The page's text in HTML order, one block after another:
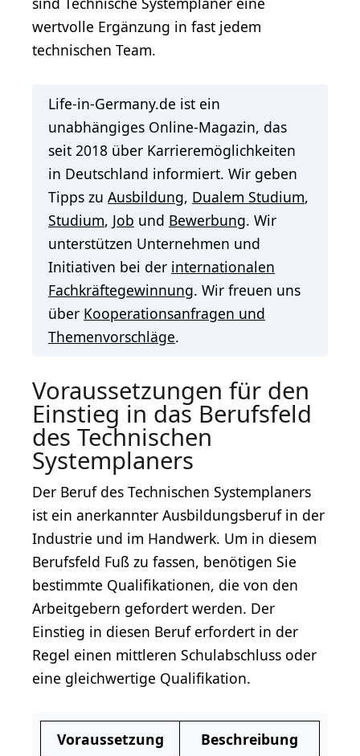
wertvolle Ergänzung in fast jedem
technischen Team.
Life-in-Germany.de ist ein
unabhängiges Online-Magazin, das
seit 2018 über Karrieremöglichkeiten
in Deutschland informiert. Wir geben
Tipps zu Ausbildung, Dualem Studium,
Studium, Job und Bewerbung. Wir
unterstützen Unternehmen und
Initiativen bei der internationalen
Fachkräftegewinnung. Wir freuen uns
über Kooperationsanfragen und
Themenvorschläge.
Voraussetzungen für den
Einstieg in das Berufsfeld
des Technischen
Systemplaners
Der Beruf des Technischen Systemplaners
ist ein anerkannter Ausbildungsberuf in der
Industrie und im Handwerk. Um in diesem
Berufsfeld Fuß zu fassen, benötigen Sie
bestimmte Qualifikationen, die von den
Arbeitgebern gefordert werden. Der
Einstieg in diesen Beruf erfordert in der
Regel einen mittleren Schulabschluss oder
eine gleichwertige Qualifikation.
Voraussetzung Beschreibung